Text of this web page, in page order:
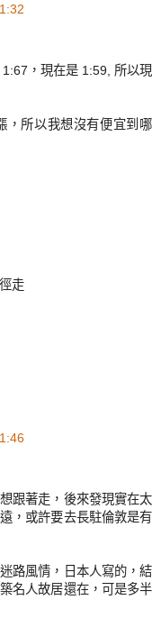
，現在是 1:59, 所以現
，所以我想沒有便宜到哪
走
跟著走，後來發現實在太
，或許要去長駐倫敦是有
路風情，日本人寫的，結
名人故居還在，可是多半